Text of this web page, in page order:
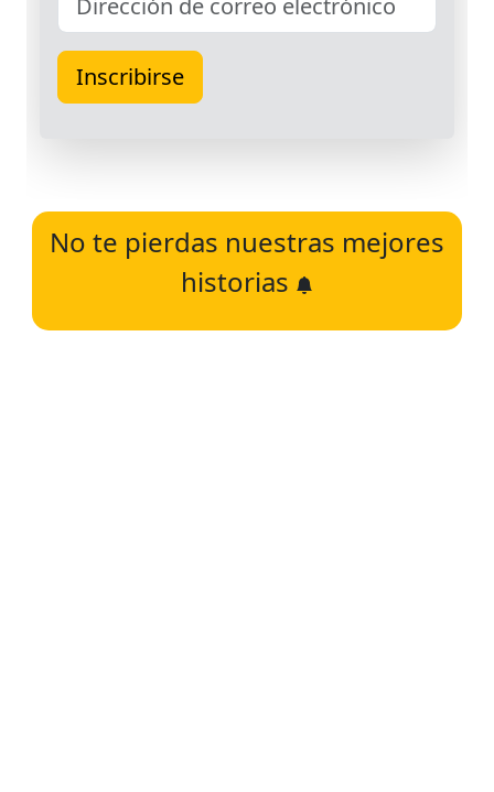
No te pierdas nuestras mejores
historias